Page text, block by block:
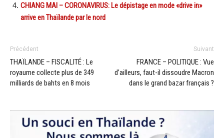
CHIANG MAI – CORONAVIRUS: Le dépistage en mode «drive in»
arrive en Thaïlande par le nord
Précédent
THAÏLANDE – FISCALITÉ : Le
royaume collecte plus de 349
milliards de bahts en 8 mois
Suivant
FRANCE – POLITIQUE : Vue
d’ailleurs, faut-il dissoudre Macron
dans le grand bazar français ?